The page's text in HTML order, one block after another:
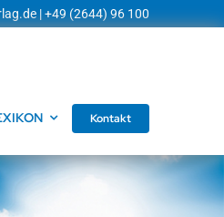
| +49 (2644) 96 100
Kontakt